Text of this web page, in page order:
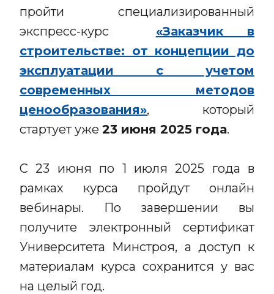
пройти специализированный
экспресс-курс «Заказчик в
строительстве: от концепции до
эксплуатации с учетом
современных методов
ценообразования», который
стартует уже 23 июня 2025 года.
С 23 июня по 1 июля 2025 года в
рамках курса пройдут онлайн
вебинары. По завершении вы
получите электронный сертификат
Университета Минстроя, а доступ к
материалам курса сохранится у вас
на целый год.